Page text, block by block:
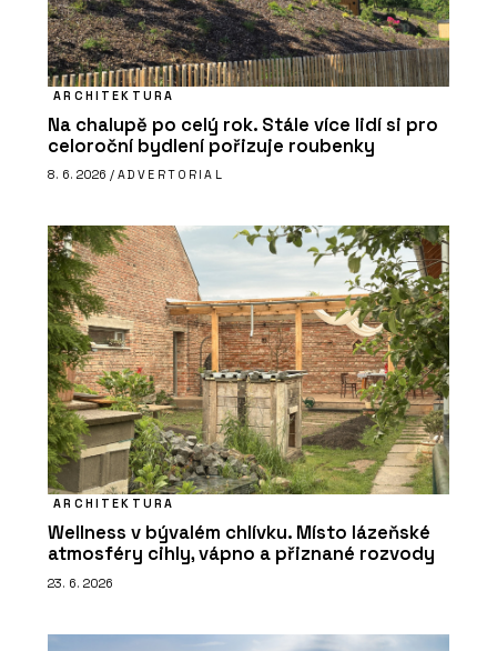
ARCHITEKTURA
Na chalupě po celý rok. Stále více lidí si pro
celoroční bydlení pořizuje roubenky
8. 6. 2026 / ADVERTORIAL
ARCHITEKTURA
Wellness v bývalém chlívku. Místo lázeňské
atmosféry cihly, vápno a přiznané rozvody
23. 6. 2026